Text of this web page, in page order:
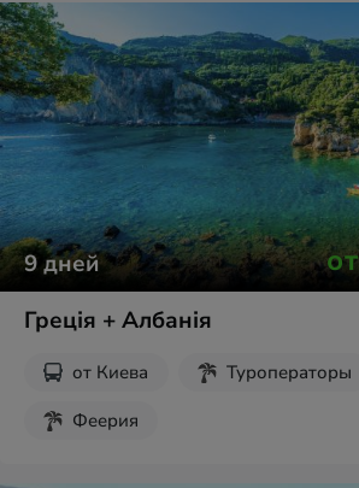
9дней от
Греція + Албанія
от Киева
Туроператоры
Феерия